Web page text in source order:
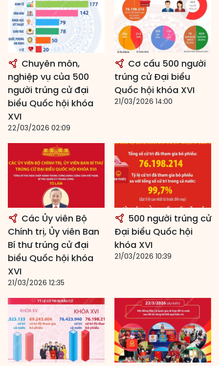
Chuyên môn,
nghiệp vụ của 500
người trúng cử đại
biểu Quốc hội khóa
XVI
22/03/2026 02:09
Cơ cấu 500 người
trúng cử Đại biểu
Quốc hội khóa XVI
21/03/2026 14:00
Các Ủy viên Bộ
Chính trị, Ủy viên Ban
Bí thư trúng cử đại
biểu Quốc hội khóa
XVI
21/03/2026 12:35
500 người trúng cử
Đại biểu Quốc hội
khóa XVI
21/03/2026 10:39